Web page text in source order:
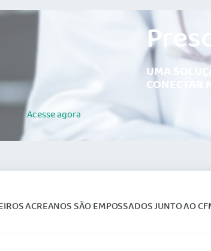
Acesseagora
UMA
CONECTAR
ACREANOS SÃO EMPOSSADOS JUNTO AO